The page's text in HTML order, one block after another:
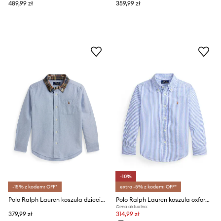
489,99 zł 359,99 zł
-15% z kodem: OFF*
Polo Ralph Lauren koszula dziecięca jeansowa
379,99 zł
-10%
extra -5% z kodem: OFF*
Polo Ralph Lauren koszula oxford dziecięca bawełniana
Cena aktualna:
314,99 zł